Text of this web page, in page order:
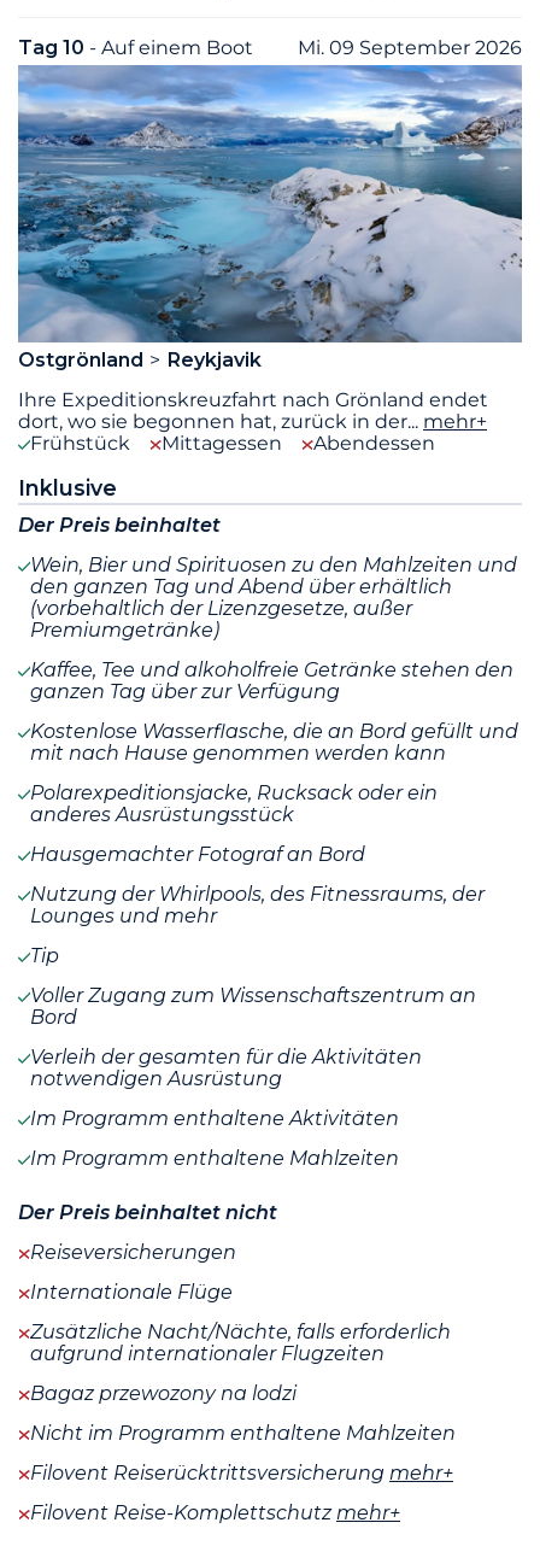
Tag 10 - Auf einem Boot Mi. 09 September 2026
Ostgrönland
Reykjavik
Ihre Expeditionskreuzfahrt nach Grönland endet
dort, wo sie begonnen hat, zurück in der... mehr+
Frühstück
Mittagessen Abendessen
Inklusive
Der Preis beinhaltet
Wein, Bier und Spirituosen zu den Mahlzeiten und
den ganzen Tag und Abend über erhältlich
(vorbehaltlich der Lizenzgesetze, außer
Premiumgetränke)
Kaffee, Tee und alkoholfreie Getränke stehen den
ganzen Tag über zur Verfügung
Kostenlose Wasserflasche, die an Bord gefüllt und
mit nach Hause genommen werden kann
Polarexpeditionsjacke, Rucksack oder ein
anderes Ausrüstungsstück
Hausgemachter Fotograf an Bord
Nutzung der Whirlpools, des Fitnessraums, der
Lounges und mehr
Tip
Voller Zugang zum Wissenschaftszentrum an
Bord
Verleih der gesamten für die Aktivitäten
notwendigen Ausrüstung
Im Programm enthaltene Aktivitäten
Im Programm enthaltene Mahlzeiten
Der Preis beinhaltet nicht
Reiseversicherungen
Internationale Flüge
Zusätzliche Nacht/Nächte, falls erforderlich
aufgrund internationaler Flugzeiten
Bagaz przewozony na lodzi
Nicht im Programm enthaltene Mahlzeiten
Filovent Reiserücktrittsversicherung mehr+
Filovent Reise-Komplettschutzmehr+